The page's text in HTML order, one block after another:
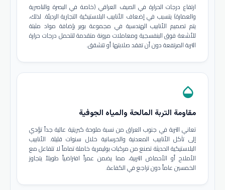
ارتفاع درجات الحرارة في الصيف العراقي (خاصة في البصرة والناصرية
والعمارة) يتسبب في إضعاف الأنابيب البلاستيكية التجارية الرديئة. لذلك،
يتم تصميم الأنابيب الهندسية في مجموعة بوير بإضافة مواد مثبتة
للأشعة فوق البنفسجية ومعاملات مرونة متقدمة لتتحمل درجات حرارة
التربة المرتفعة دون أن تفقد صلابتها أو تتشقق.
opacity
مقاومة التربة المالحة والمياه الجوفية
تعاني التربة في جنوب العراق من نسبة ملوحة كبريتية عالية جداً تؤدي
إلى تآكل الأنابيب المعدنية والخرسانية خلال سنوات قليلة. الأنابيب
البلاستيكية الحديثة تصنع من مركبات بوليمرية خاملة تماماً لا تتفاعل مع
الأملاح أو الأحماض التربية، مما يضمن عمراً افتراضياً طويلاً يتجاوز
الخمسين عاماً دون تراجع في الكفاءة.